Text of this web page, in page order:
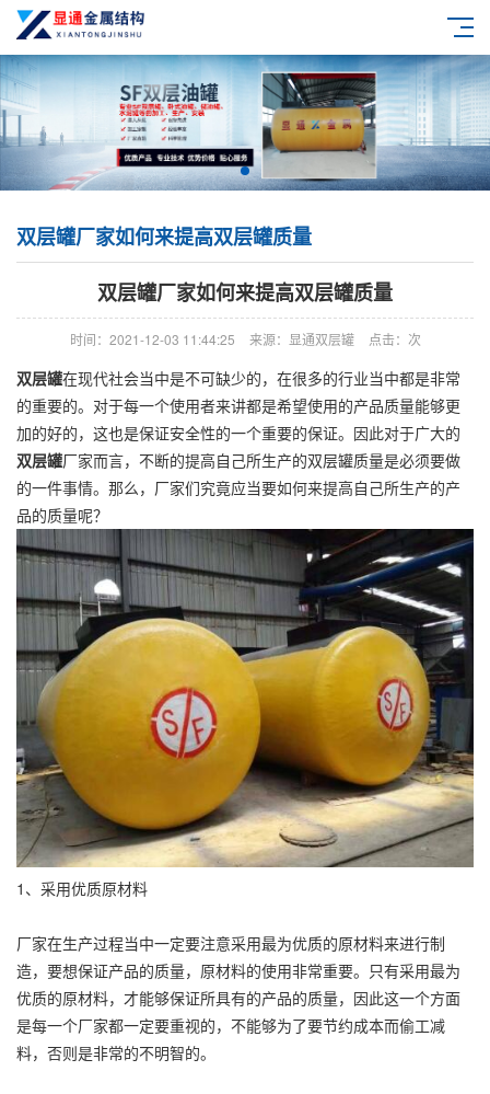
双层罐厂家如何来提高双层罐质量
双层罐厂家如何来提高双层罐质量
时间：2021-12-03 11:44:25 来源：显通双层罐 点击： 次
双层罐在现代社会当中是不可缺少的，在很多的行业当中都是非常
的重要的。对于每一个使用者来讲都是希望使用的产品质量能够更
加的好的，这也是保证安全性的一个重要的保证。因此对于广大的
双层罐厂家而言，不断的提高自己所生产的双层罐质量是必须要做
的一件事情。那么，厂家们究竟应当要如何来提高自己所生产的产
品的质量呢？
1、采用优质原材料
厂家在生产过程当中一定要注意采用最为优质的原材料来进行制
造，要想保证产品的质量，原材料的使用非常重要。只有采用最为
优质的原材料，才能够保证所具有的产品的质量，因此这一个方面
是每一个厂家都一定要重视的，不能够为了要节约成本而偷工减
料，否则是非常的不明智的。